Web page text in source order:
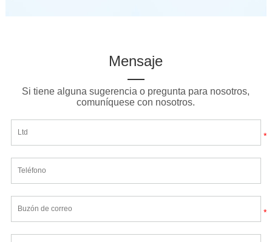
Mensaje
Si tiene alguna sugerencia o pregunta para nosotros,
comuníquese con nosotros.
*
*